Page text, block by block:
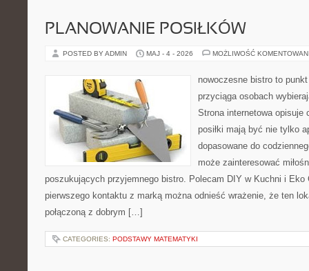
PLANOWANIE POSIŁKÓW
POSTED BY ADMIN MAJ - 4 - 2026 MOŻLIWOŚĆ
nowoczesne bistro to
przyciąga osobach
Strona internetowa opisuje
posiłki mają być nie tylko
dopasowane do
może zainteresować
poszukujących przyjemnego bistro. Polecam DIY w Kuchni i
pierwszego kontaktu z marką można odnieść wrażenie, że ten
połączoną z dobrym […]
CATEGORIES: PODSTAWY MATEMATYKI